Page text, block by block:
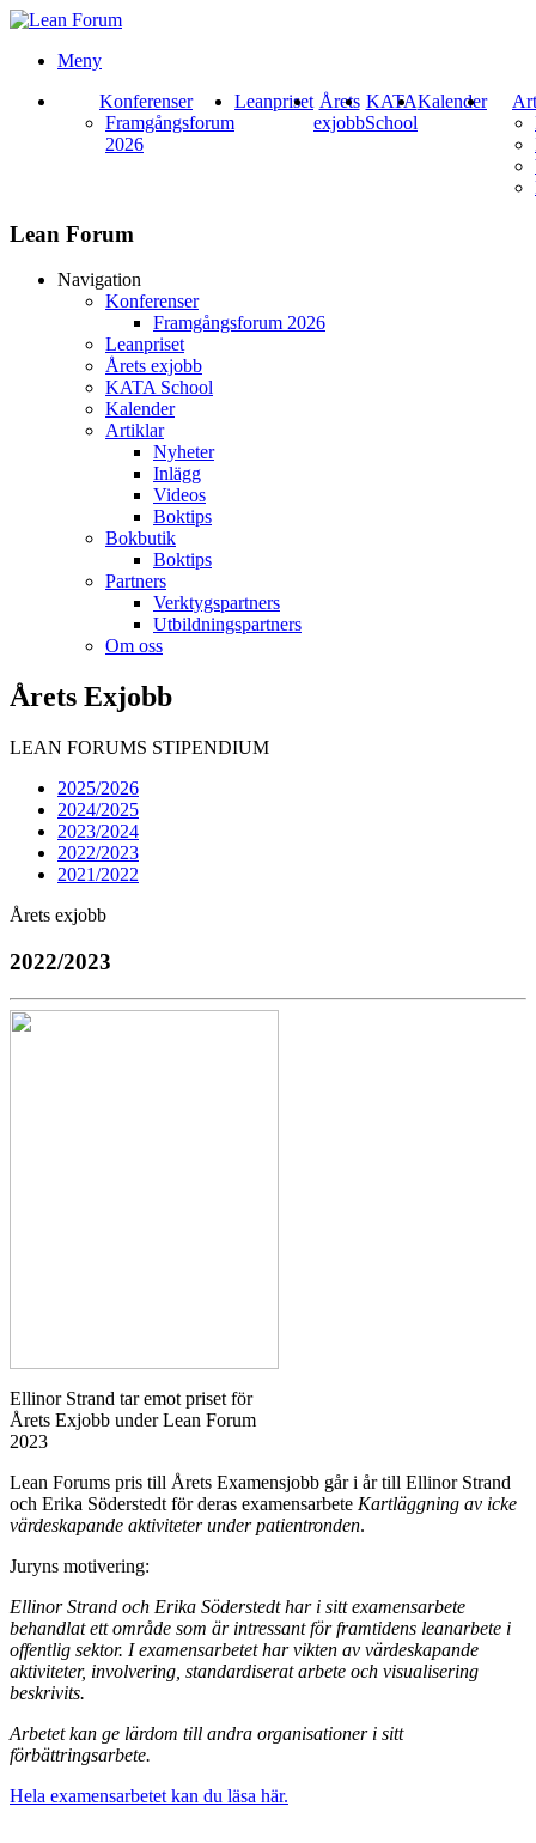
Meny
Konferenser
Framgångsforum
2026
Leanpriset Årets
exjobb
KATA
School
Kalender
Lean Forum
Navigation
Konferenser
Framgångsforum 2026
Leanpriset
Årets exjobb
KATA School
Kalender
Artiklar
Nyheter
Inlägg
Videos
Boktips
Bokbutik
Boktips
Partners
Verktygspartners
Utbildningspartners
Om oss
Årets Exjobb
LEAN FORUMS STIPENDIUM
2025/2026
2024/2025
2023/2024
2022/2023
2021/2022
Årets exjobb
2022/2023
Ellinor Strand tar emot priset för
Årets Exjobb under Lean Forum
2023
Lean Forums pris till Årets Examensjobb går i år till Ellinor Strand
och Erika Söderstedt för deras examensarbete Kartläggning av icke
värdeskapande aktiviteter under patientronden.
Juryns motivering:
Ellinor Strand och Erika Söderstedt har i sitt examensarbete
behandlat ett område som är intressant för framtidens leanarbete i
offentlig sektor. I examensarbetet har vikten av värdeskapande
aktiviteter, involvering, standardiserat arbete och visualisering
beskrivits.
Arbetet kan ge lärdom till andra organisationer i sitt
förbättringsarbete.
Hela examensarbetet kan du läsa här.